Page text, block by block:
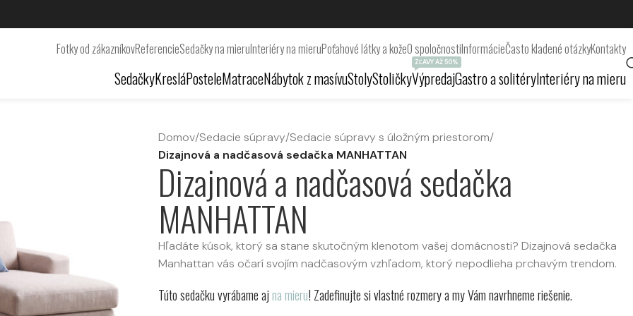
Fotky od zákazníkovReferencieSedačky na mieruInteriéry na mieruPoťahové látky a kožeO spoločnostiInformácieČasto kladené otázkyKontakty
SedačkyKresláPosteleMatraceNábytok z masívuStolyStoličkyVýpredaj
ZĽAVY AŽ 50%
Gastro a solitéryInteriéry na mieru
Domov/Sedacie súpravy/Sedacie súpravy s úložným priestorom/
Dizajnová a nadčasová sedačka MANHATTAN
Dizajnová a nadčasová sedačka
MANHATTAN
Hľadáte kúsok, ktorý sa stane skutočným klenotom vašej domácnosti? Dizajnová sedačka
Manhattan vás očarí svojím nadčasovým vzhľadom, ktorý nepodlieha prchavým trendom.
Túto sedačku vyrábame ajna mieru! Zadefinujte si vlastné rozmery a my Vám navrhneme riešenie.